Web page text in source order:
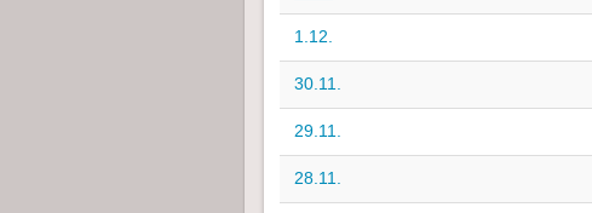
1.12.
30.11.
29.11.
28.11.